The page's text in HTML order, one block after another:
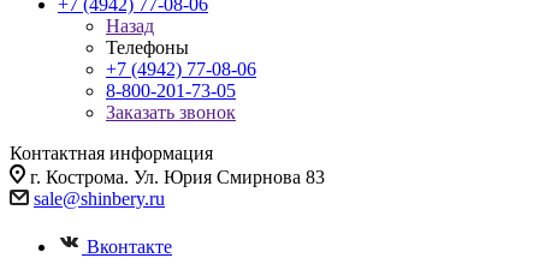
+7 (4942) 77-08-06
Назад
Телефоны
+7 (4942) 77-08-06
8-800-201-73-05
Заказать звонок
Контактная информация
г. Кострома. Ул. Юрия Смирнова 83
sale@shinbery.ru
Вконтакте